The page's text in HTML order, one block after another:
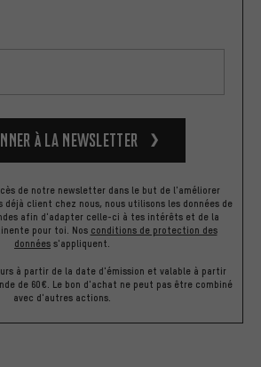
à la newsletter
de notre newsletter dans le but de l'améliorer
client chez nous, nous utilisons les données de
afin d'adapter celle-ci à tes intérêts et de la
pour toi. Nos conditions de protection des
données s'appliquent.
à partir de la date d'émission et valable à partir
de 60€. Le bon d'achat ne peut pas être combiné
avec d'autres actions.